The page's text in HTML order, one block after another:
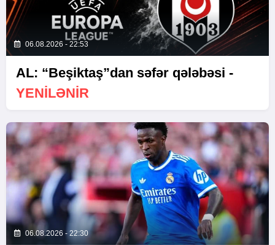
06.08.2026 - 22:53
AL: “Beşiktaş”dan səfər qələbəsi -
YENİLƏNİR
06.08.2026 - 22:30